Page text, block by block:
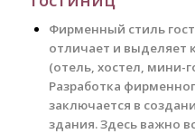
Фирменный стиль
отличает и выделяет
(отель, хостел, мини-
Разработка
заключается в
здания. Здесь важно